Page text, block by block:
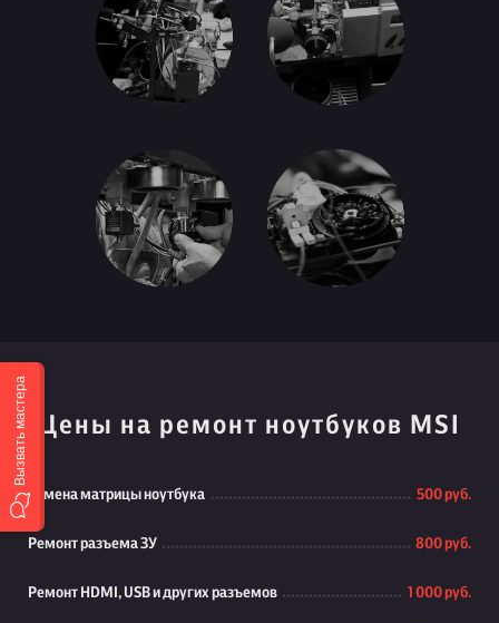
Цены на ремонт ноутбуков MSI
Замена матрицы ноутбука 500 руб.
Ремонт разъема ЗУ 800 руб.
Ремонт HDMI, USB и других разъемов 1 000 руб.
Вызвать мастера